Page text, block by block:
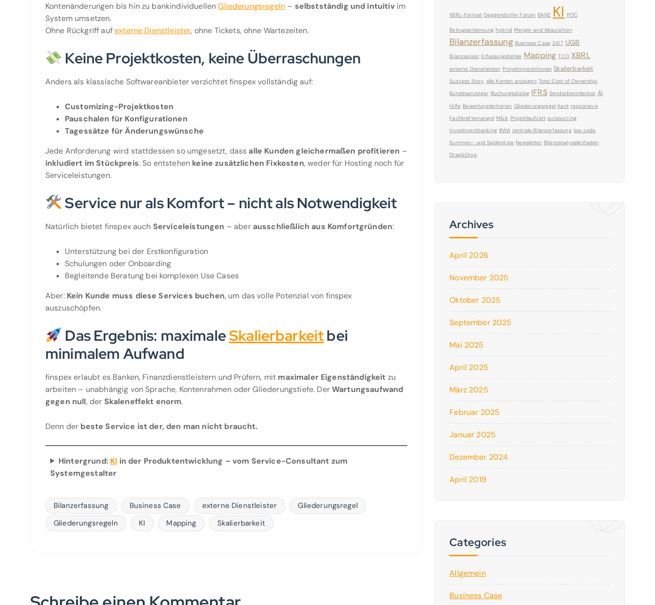
Kontenänderungen bis hin zu bankindividuellenGliederungsregeln – selbstständig und intuitivim
System umsetzen.
Ohne Rückgriff aufexterne Dienstleister, ohne Tickets, ohne Wartezeiten.
Keine Projektkosten, keine Überraschungen
Anders als klassische Softwareanbieter verzichtet finspex vollständig auf:
Customizing-Projektkosten
Pauschalen für Konfigurationen
Tagessätze für Änderungswünsche
Jede Anforderung wird stattdessen so umgesetzt, dass alle Kunden gleichermaßen profitieren –
inkludiert im Stückpreis. So entstehen keine zusätzlichen Fixkosten, weder für Hosting noch für
Serviceleistungen.
Service nur als Komfort – nicht als Notwendigkeit
Natürlich bietet finspex auch Serviceleistungen – aber ausschließlich aus Komfortgründen:
Unterstützung bei der Erstkonfiguration
Schulungen oder Onboarding
Begleitende Beratung bei komplexen Use Cases
Aber: Kein Kunde muss diese Services buchen, um das volle Potenzial von finspex
auszuschöpfen.
Das Ergebnis: maximaleSkalierbarkeitbei
minimalem Aufwand
finspex erlaubt es Banken, Finanzdienstleistern und Prüfern, mit maximaler Eigenständigkeit zu
arbeiten – unabhängig von Sprache, Kontenrahmen oder Gliederungstiefe. DerWartungsaufwand
gegen null, der Skaleneffekt enorm.
Denn der beste Service ist der, den man nicht braucht.
Hintergrund: KI in der Produktentwicklung – vom Service-Consultant zum
Systemgestalter
Bilanzerfassung Business Case externe Dienstleister
Gliederungsregel
Gliederungsregeln
KI Mapping Skalierbarkeit
XBRL-Format Deggendorfer Forum BANZ KI POC
Betrugserkennung hybrid Merger and Akquisition
Bilanzerfassung Business Case 24/7 UGB
Bilanzsaison Erfassungsfehler Mapping TCO XBRL
externe Dienstleister Projektinvestitionen Skalierbarkeit
Success Story alle Konten anzeigen Total Cost of Ownership
Bundesanzeiger Buchungsdialog IFRS Sendedienstleister AI
Hilfe Bewertungskriterien Gliederungsregel Kant responsive
Fachkräftemangel M&A Projektlaufzeit outsourcing
Investmentbanking BWA zentrale Bilanzerfassung low code
Summen- und Saldenliste Newsletter Bilanzanalyseleitfaden
Drag&Drop
Archives
April 2026
November 2025
Oktober 2025
September 2025
Mai 2025
April 2025
März 2025
Februar 2025
Januar 2025
Dezember 2024
April 2019
Categories
Allgemein
Business Case